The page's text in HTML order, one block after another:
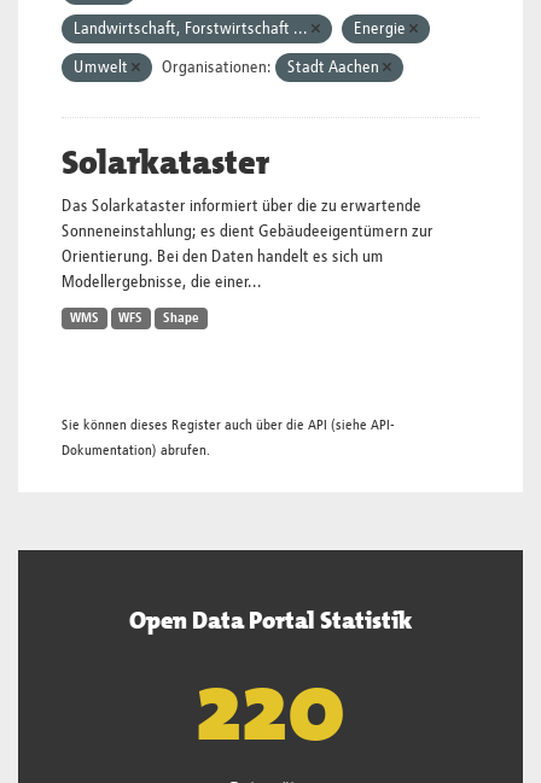
Landwirtschaft, Forstwirtschaft ... Energie
Umwelt Organisationen: Stadt Aachen
Solarkataster
Das Solarkataster informiert über die zu erwartende
Sonneneinstahlung; es dient Gebäudeeigentümern zur
Orientierung. Bei den Daten handelt es sich um
Modellergebnisse, die einer...
WMS WFS Shape
Sie können dieses Register auch über die API (siehe API-
Dokumentation) abrufen.
Open Data Portal Statistik
222